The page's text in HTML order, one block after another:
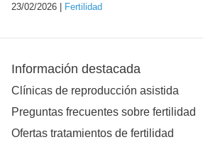
23/02/2026 | Fertilidad
Información destacada
Clínicas de reproducción asistida
Preguntas frecuentes sobre fertilidad
Ofertas tratamientos de fertilidad